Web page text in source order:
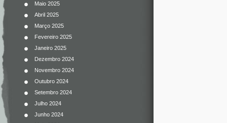
Maio 2025
Abril 2025
Março 2025
Fevereiro 2025
Janeiro 2025
Dezembro 2024
Novembro 2024
Outubro 2024
Setembro 2024
Julho 2024
Junho 2024